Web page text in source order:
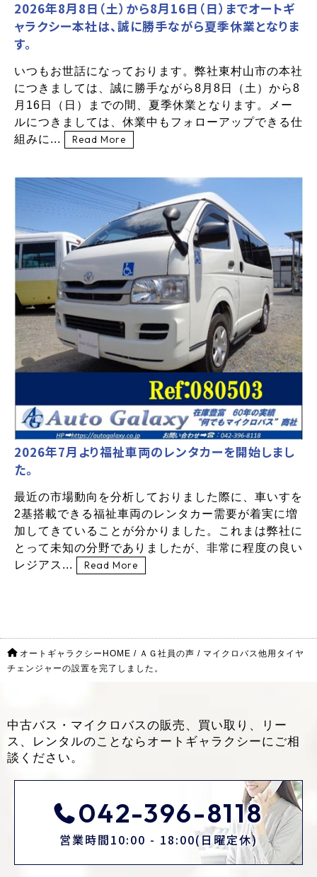
2026年8月8日（土）から8月16日（日）までオートギ
ャラクシー本社は、誠に勝手ながら夏季休業となりま
す。
いつもお世話になっております。弊社東村山市の本社
につきましては、誠に勝手ながら8月8日（土）から8
月16日（日）までの間、夏季休業となります。メー
ルにつきましては、休業中もフォローアップできる仕
組みに...
Read More
2026年7月より福祉車両のレンタカーを開始しまし
た。
最近の市場動向を分析しておりました際に、車いすを
2基搭載できる福祉車両のレンタカー需要が着実に増
加してきていることが分かりました。これまは弊社に
とって未知の分野でありましたが、非常に程度の良い
レジアス...
Read More
オートギャラクシーHOME / ＡＧ社員の声 / マイクロバス他用タイヤ
チェンジャーの設置を完了しました。
中古バス・マイクロバスの販売、買い取り、リー
ス、レンタルのことなら オートギャラクシーにご相
談ください。
042-396-8118
営業時間10:00 - 18:00(日曜定休)